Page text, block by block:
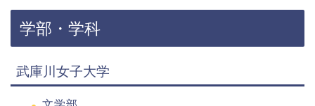
学部・学科
武庫川女子大学